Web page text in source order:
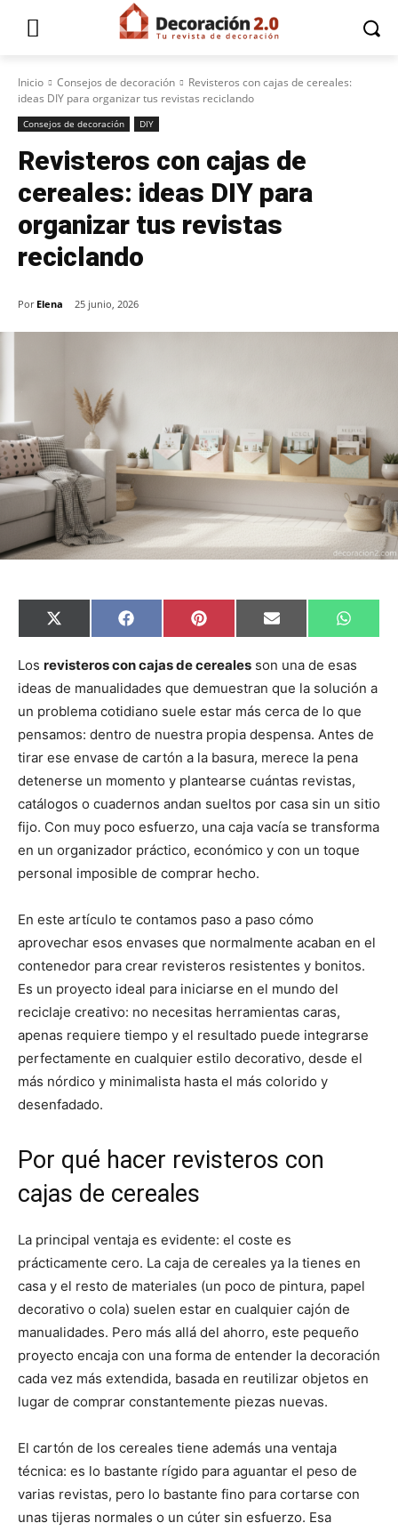
Inicio Consejos de decoración
Revisteros con cajas de cereales:
ideas DIY para organizar tus revistas reciclando
Consejos de decoración DIY
Revisteros con cajas de
cereales: ideas DIY para
organizar tus revistas
reciclando
Por Elena 25 junio, 2026
C
o
p
r
t
i
r
e
n
X
(
w
t
t
e
r
)
C
o
p
r
t
i
r
e
n
F
a
e
o
o
k
C
o
p
r
i
r
e
n
P
i
t
r
e
s
t
C
o
p
r
i
r
e
n
E
m
C
o
p
r
i
r
e
n
W
h
t
A
p
p
Los revisteros con cajas de cereales son una de esas
ideas de manualidades que demuestran que la solución a
un problema cotidiano suele estar más cerca de lo que
pensamos: dentro de nuestra propia despensa. Antes de
tirar ese envase de cartón a la basura, merece la pena
detenerse un momento y plantearse cuántas revistas,
catálogos o cuadernos andan sueltos por casa sin un sitio
fijo. Con muy poco esfuerzo, una caja vacía se transforma
en un organizador práctico, económico y con un toque
personal imposible de comprar hecho.
En este artículo te contamos paso a paso cómo
aprovechar esos envases que normalmente acaban en el
contenedor para crear revisteros resistentes y bonitos.
Es un proyecto ideal para iniciarse en el mundo del
reciclaje creativo: no necesitas herramientas caras,
apenas requiere tiempo y el resultado puede integrarse
perfectamente en cualquier estilo decorativo, desde el
más nórdico y minimalista hasta el más colorido y
desenfadado.
Por qué hacer revisteros con
cajas de cereales
La principal ventaja es evidente: el coste es
prácticamente cero. La caja de cereales ya la tienes en
casa y el resto de materiales (un poco de pintura, papel
decorativo o cola) suelen estar en cualquier cajón de
manualidades. Pero más allá del ahorro, este pequeño
proyecto encaja con una forma de entender la decoración
cada vez más extendida, basada en reutilizar objetos en
lugar de comprar constantemente piezas nuevas.
El cartón de los cereales tiene además una ventaja
técnica: es lo bastante rígido para aguantar el peso de
varias revistas, pero lo bastante fino para cortarse con
unas tijeras normales o un cúter sin esfuerzo. Esa